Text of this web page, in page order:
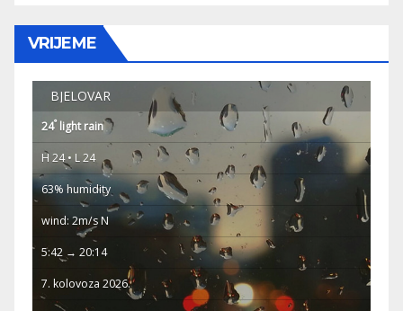
VRIJEME
BJELOVAR
24°light rain
H 24 • L 24
63% humidity
wind: 2m/s N
5:42 → 20:14
7. kolovoza 2026.